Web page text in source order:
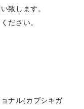
致します。
ださい。
ナル(カブシキガ